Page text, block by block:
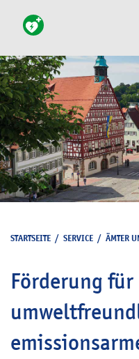
STARTSEITE / SERVICE / ÄMTER
Förderung für